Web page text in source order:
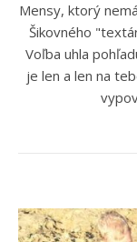
Mensy, ktorý
Šikovného
Voľba uhla
je len a len na